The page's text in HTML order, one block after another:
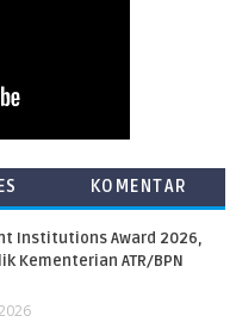
KOMENTAR
Institutions Award 2026,
Kementerian ATR/BPN